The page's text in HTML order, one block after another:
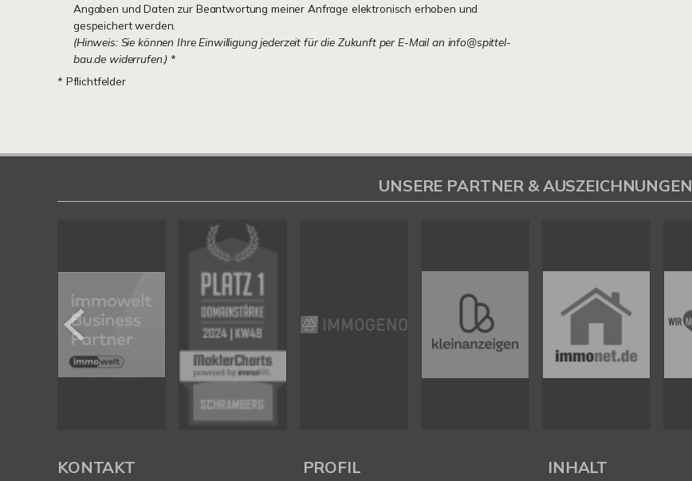
Angaben und Daten zur Beantwortung meiner Anfrage elektronisch erhoben und
gespeichert werden.
(Hinweis: Sie können Ihre Einwilligung jederzeit für die Zukunft per E-Mail an info@spittel-
bau.de widerrufen.) *
* Pflichtfelder
UNSERE PARTNER & AUSZEICHNUNGEN
KONTAKT PROFIL INHALT